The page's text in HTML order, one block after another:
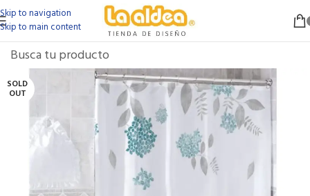
Skip to navigation
Skip to main content
SOLD
OUT